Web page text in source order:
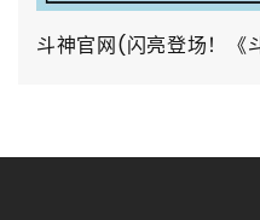
斗神官网(闪亮登场！《